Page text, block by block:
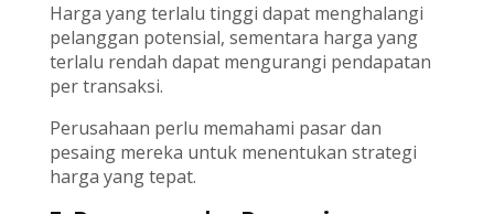
Harga yang terlalu tinggi dapat menghalangi
pelanggan potensial, sementara harga yang
terlalu rendah dapat mengurangi pendapatan
per transaksi.
Perusahaan perlu memahami pasar dan
pesaing mereka untuk menentukan strategi
harga yang tepat.